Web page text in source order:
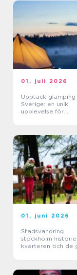
01. juli 2026
Upptäck glamping
Sverige: en unik
upplevelse för
01. juni 2026
Stadsvandring
stockholm historien,
kvarteren och de